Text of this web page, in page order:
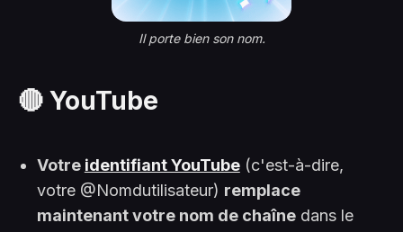
Il porte bien son nom.
🔴 YouTube
Votre identifiant YouTube(c'est-à-dire,
votre @Nomdutilisateur) remplace
maintenant votre nom de chaînedans le